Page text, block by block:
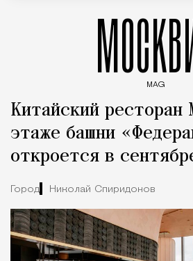
MAG
Китайский ресторан
этаже башни
откроется в
Город Николай Спиридонов